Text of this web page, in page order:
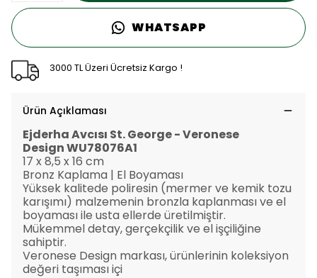
WHATSAPP
3000 TL Üzeri Ücretsiz Kargo !
Ürün Açıklaması
Ejderha Avcısı St. George- Veronese
DesignWU78076A1
17 x 8,5 x 16 cm
Bronz Kaplama | El Boyaması
Yüksek kalitede poliresin (mermer ve kemik tozu
karışımı) malzemenin bronzla kaplanması ve el
boyaması ile usta ellerde üretilmiştir.
Mükemmel detay, gerçekçilik ve el işçiliğine
sahiptir.
Veronese Design markası, ürünlerinin koleksiyon
değeri taşıması içi